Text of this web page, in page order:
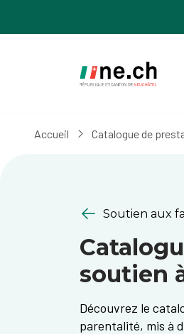
Accueil Catalogue de
Soutien aux
soutien
Découvrez le
parentalité, mis à